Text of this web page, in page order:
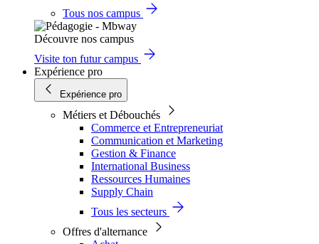
Tous nos campus
Découvre nos campus
Visite ton futur campus
Expérience pro
Expérience pro
Métiers et Débouchés
Commerce et Entrepreneuriat
Communication et Marketing
Gestion & Finance
International Business
Ressources Humaines
Supply Chain
Tous les secteurs
Offres d'alternance